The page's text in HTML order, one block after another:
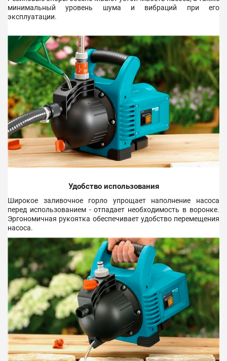
минимальный уровень шума и вибраций при его
эксплуатации.
Удобство использования
Широкое заливочное горло упрощает наполнение насоса
перед использованием - отпадает необходимость в воронке.
Эргономичная рукоятка обеспечивает удобство перемещения
насоса.